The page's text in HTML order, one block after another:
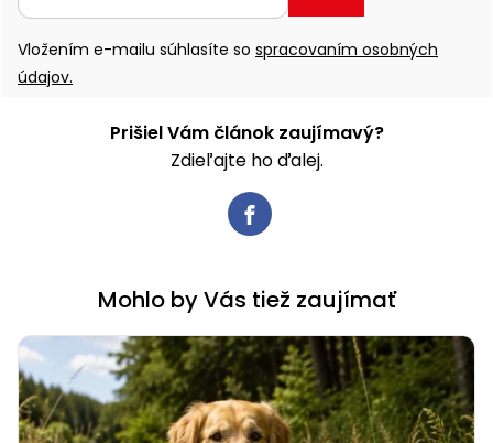
Vložením e-mailu súhlasíte so spracovaním osobných
údajov.
Prišiel Vám článok zaujímavý?
Zdieľajte ho ďalej.
Mohlo by Vás tiež zaujímať